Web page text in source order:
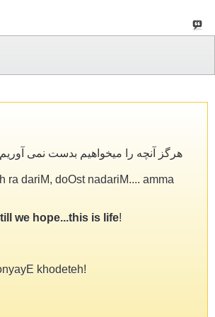
هرگز آنچه را میخواهیم بدست نمی
ra dariM, doOst nadariM.... amma
we hope...this is life!
khodeteh!